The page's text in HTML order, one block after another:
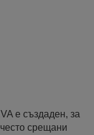
е създаден, за
срещани